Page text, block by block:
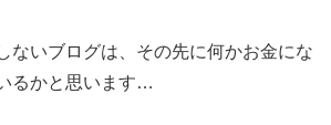
ないブログは、その先に何かお金にな
るかと思います…